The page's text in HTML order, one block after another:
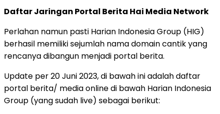
Daftar Jaringan Portal Berita Hai Media Network
Perlahan namun pasti Harian Indonesia Group (HIG)
berhasil memiliki sejumlah nama domain cantik yang
rencanya dibangun menjadi portal berita.
Update per 20 Juni 2023, di bawah ini adalah daftar
portal berita/ media online di bawah Harian Indonesia
Group (yang sudah live) sebagai berikut: